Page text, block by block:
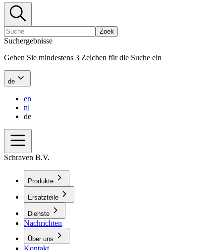
Zoek
Suchergebnisse
Geben Sie mindestens 3 Zeichen für die Suche ein
de
en
nl
de
Schraven B.V.
Produkte
Ersatzteile
Dienste
Nachrichten
Über uns
Kontakt